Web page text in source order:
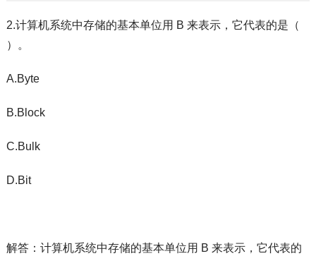
2.计算机系统中存储的基本单位用 B 来表示，它代表的是（
）。
A.Byte
B.Block
C.Bulk
D.Bit
解答：计算机系统中存储的基本单位用 B 来表示，它代表的